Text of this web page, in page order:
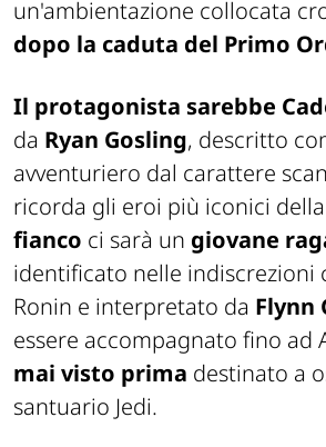
un'ambientazione collocata
dopo la caduta del Primo
Il protagonista sarebbe
da Ryan Gosling, descritto
avventuriero dal carattere
ricorda gli eroi più iconici
fianco ci sarà un giovane
identificato nelle indiscrezioni
Ronin e interpretato da Flynn
essere accompagnato fino ad
mai visto prima destinato a
santuario Jedi.